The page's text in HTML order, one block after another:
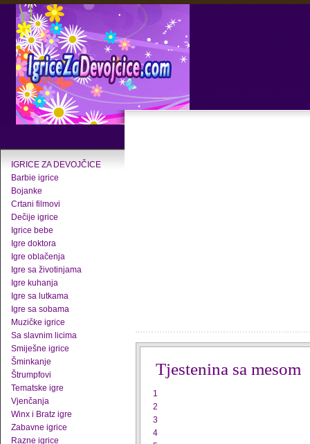
IGRICE ZA DEVOJČICE
Barbie igrice
Bojanke
Crtani filmovi
Dečije igrice
Igrice bebe
Igre doktora
Igre oblačenja
Igre sa životinjama
Igre kuhanja
Igre sa lutkama
Igre sa sobama
Muzičke igrice
Sa slavnim licima
Smiješne igrice
Šminkanje
Štrumpfovi
Tematske igre
Vjenčanja
Winx i Bratz igre
Zabavne igrice
Razne igrice
Tjestenina sa mesom
1
2
3
4